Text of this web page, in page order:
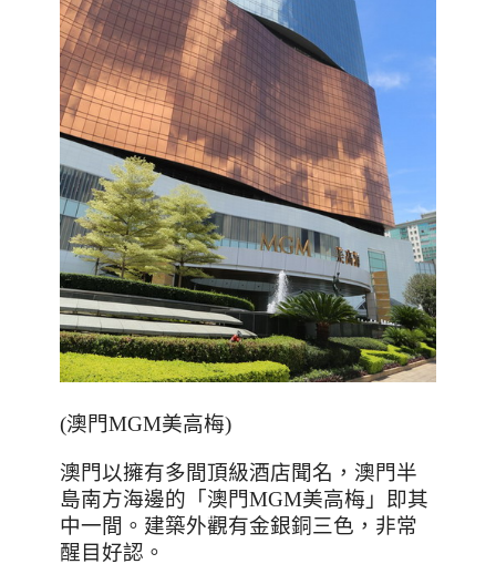
(澳門MGM美高梅)
澳門以擁有多間頂級酒店聞名，澳門半
島南方海邊的「澳門MGM美高梅」即其
中一間。建築外觀有金銀銅三色，非常
醒目好認。